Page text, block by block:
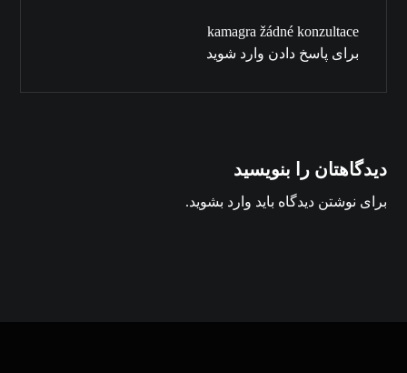
kamagra žádné konzultace
برای پاسخ دادن وارد شوید
دیدگاهتان را بنویسید
برای نوشتن دیدگاه باید وارد بشوید.